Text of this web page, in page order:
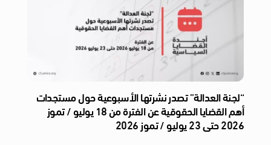
“لجنة العدالة” تصدر نشرتها الأسبوعية حول مستجدات
أهم القضايا الحقوقية عن الفترة من 18 يوليو / تموز
2026 حتى 23 يوليو / تموز 2026